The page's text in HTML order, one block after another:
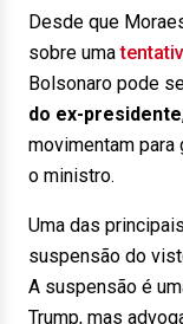
Desde que
sobre uma
Bolsonaro pode
do ex-presidente
movimentam para
o ministro.
Uma das
suspensão do
A suspensão é
Trump, mas